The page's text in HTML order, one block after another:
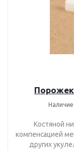
Порожек
Костяной
компенсацией
других